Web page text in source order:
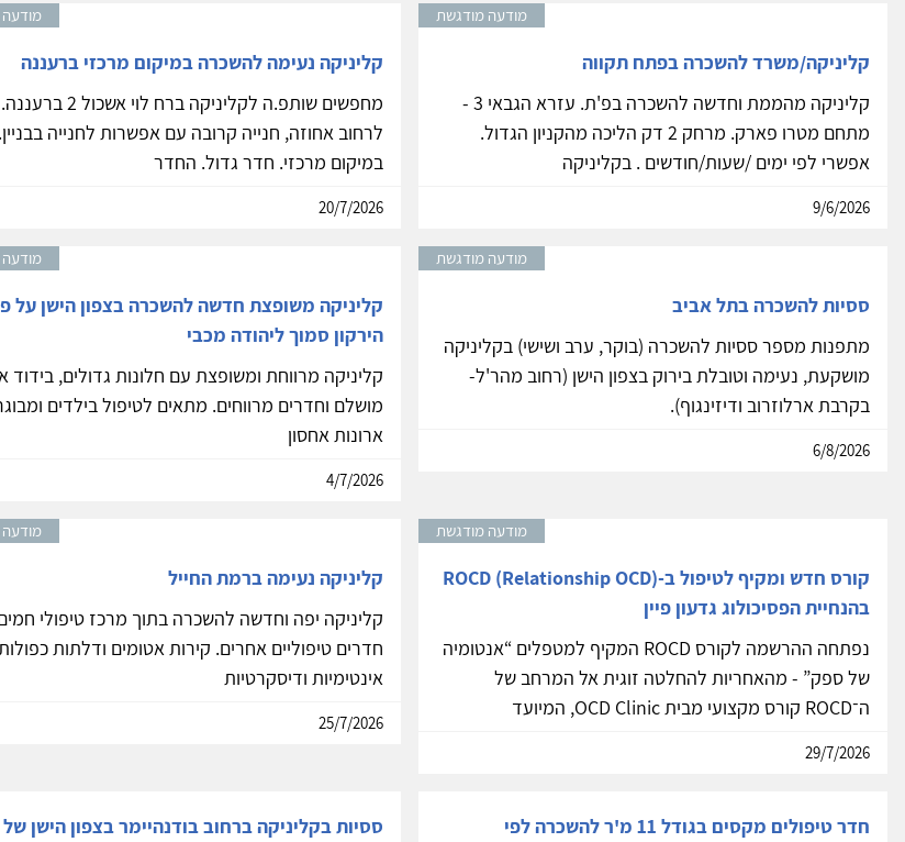
מודעה מודגשת
קליניקה/משרד להשכרה בפתח תקווה
קליניקה מהממת וחדשה להשכרה בפ'ת. עזרא הגבאי 3 -
מתחם מטרו פארק. מרחק 2 דק הליכה מהקניון הגדול.
אפשרי לפי ימים /שעות/חודשים . בקליניקה
9/6/2026
קליניקה נעימה להשכרה במיקום מרכזי ברעננה
מחפשים שותפ.ה לקליניקה ברח
לרחוב אחוזה, חנייה קרובה עם אפשרות לחנייה בבניין.
במיקום מרכזי. חדר גדול. החדר
20/7/2026
מודעה מודגשת
ססיות להשכרה בתל אביב
מתפנות מספר ססיות להשכרה (בוקר, ערב ושישי) בקליניקה
מושקעת, נעימה וטובלת בירוק בצפון הישן (רחוב מהר'ל-
בקרבת ארלוזרוב ודיזינגוף).
6/8/2026
קליניקה משופצת חדשה להשכרה בצפון הישן על
הירקון סמוך ליהודה מכבי
קליניקה מרווחת ומשופצת עם חלונות גדולים, בידוד
מושלם וחדרים מרווחים. מתאים לטיפול בילדים
ארונות אחסון
4/7/2026
מודעה מודגשת
קורס חדש ומקיף לטיפול ב-ROCD (Relationship OCD)
בהנחיית הפסיכולוג גדעון פיין
נפתחה ההרשמה לקורס ROCD המקיף למטפלים “אנטומיה
של ספק” - מהאחריות להחלטה זוגית אל המרחב של
ה־ROCD קורס מקצועי מבית OCD Clinic, המיועד
29/7/2026
קליניקה נעימה ברמת החייל
קליניקה יפה וחדשה להשכרה בתוך מרכז טיפולי
חדרים טיפוליים אחרים. קירות אטומים ודלתות
אינטימיות ודיסקרטיות
25/7/2026
חדר טיפולים מקסים בגודל 11 מ'ר להשכרה לפי
ססיות בקליניקה ברחוב בודנהיימר בצפון הישן